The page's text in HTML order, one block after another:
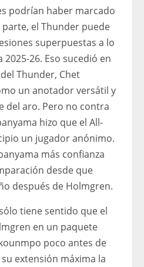
podrían haber marcado
el Thunder puede
superpuestas a lo
26. Eso sucedió en
Thunder, Chet
un anotador versátil y
del aro. Pero no contra
hizo que el All-
un jugador anónimo.
más confianza
desde que
después de Holmgren.
tiene sentido que el
en un paquete
poco antes de
extensión máxima la